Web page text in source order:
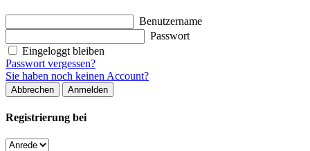
Benutzername
Passwort
Eingeloggt bleiben
Passwort vergessen?
Sie haben noch keinen Account?
Abbrechen Anmelden
Registrierung bei